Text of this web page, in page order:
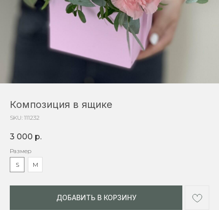
Композиция в ящике
SKU: 111232
3 000 р.
Размер
S
M
ДОБАВИТЬ В КОРЗИНУ